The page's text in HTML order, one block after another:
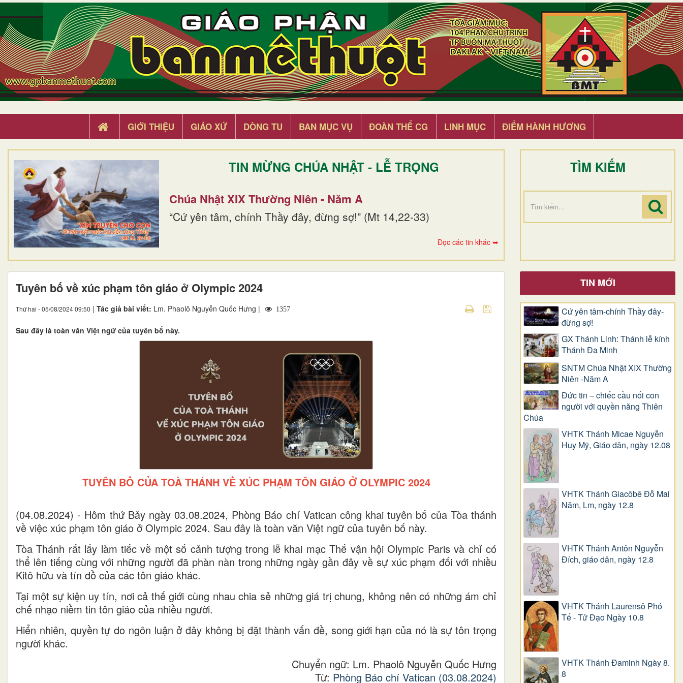
GIỚI THIỆU GIÁO XỨ DÒNG TU BAN MỤC VỤ ĐOÀN THỂ CG LINH MỤC ĐIỂM HÀNH HƯƠNG
TIN MỪNG CHÚA NHẬT - LỄ TRỌNG
Chúa Nhật XIX Thường Niên - Năm A
“Cứ yên tâm, chính Thầy đây, đừng sợ!” (Mt 14,22-33)
Đọc các tin khác ➥
TÌM KIẾM
Tuyên bố về xúc phạm tôn giáo ở Olympic 2024
Thứ hai - 05/08/2024 09:50 | Tác giả bài viết: Lm. Phaolô Nguyễn Quốc Hưng | 1357
Sau đây là toàn văn Việt ngữ của tuyên bố này.
TUYÊN BỐ CỦA TOÀ THÁNH VỀ XÚC PHẠM TÔN GIÁO Ở OLYMPIC 2024
(04.08.2024) - Hôm thứ Bảy ngày 03.08.2024, Phòng Báo chí Vatican công khai tuyên bố của Tòa thánh
về việc xúc phạm tôn giáo ở Olympic 2024. Sau đây là toàn văn Việt ngữ của tuyên bố này.
Tòa Thánh rất lấy làm tiếc về một số cảnh tượng trong lễ khai mạc Thế vận hội Olympic Paris và chỉ có
thể lên tiếng cùng với những người đã phàn nàn trong những ngày gần đây về sự xúc phạm đối với nhiều
Kitô hữu và tín đồ của các tôn giáo khác.
Tại một sự kiện uy tín, nơi cả thế giới cùng nhau chia sẻ những giá trị chung, không nên có những ám chỉ
chế nhạo niềm tin tôn giáo của nhiều người.
Hiển nhiên, quyền tự do ngôn luận ở đây không bị đặt thành vấn đề, song giới hạn của nó là sự tôn trọng
người khác.
Chuyển ngữ: Lm. Phaolô Nguyễn Quốc Hưng
Từ: Phòng Báo chí Vatican (03.08.2024)
TIN MỚI
Cứ yên tâm-chính Thầy đây-
đừng sợ!
GX Thánh Linh: Thánh lễ kính
Thánh Đa Minh
SNTM Chúa Nhật XIX Thường
Niên -Năm A
Đức tin – chiếc cầu nối con
người với quyền năng Thiên
Chúa
VHTK Thánh Micae Nguyễn
Huy Mỹ, Giáo dân, ngày 12.08
VHTK Thánh Giacôbê Ðỗ Mai
Năm, Lm, ngày 12.8
VHTK Thánh Antôn Nguyễn
Ðích, giáo dân, ngày 12.8
VHTK Thánh Laurensô Phó
Tế - Tử Đạo Ngày 10.8
VHTK Thánh Đaminh Ngày 8.
8